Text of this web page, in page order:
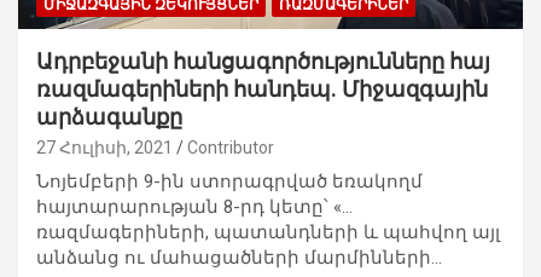
ՄԻՋԱԶԳԱՅԻՆ ԶԵԿՈՒՅՑՆԵՐ ՌԱԶՄԱԳԵՐԻՆԵՐ
Ադրբեջանի հանցագործությունները հայ
ռազմագերիների հանդեպ. Միջազգային
արձագանքը
27 Հուլիսի, 2021 Contributor
Նոյեմբերի 9-ին ստորագրված եռակողմ
հայտարարության 8-րդ կետը՝ «…
ռազմագերիների, պատանդների և պահվող այլ
անձանց ու մահացածների մարմինների…